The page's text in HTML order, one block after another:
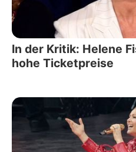
In der Kritik: Helene
hohe Ticketpreise